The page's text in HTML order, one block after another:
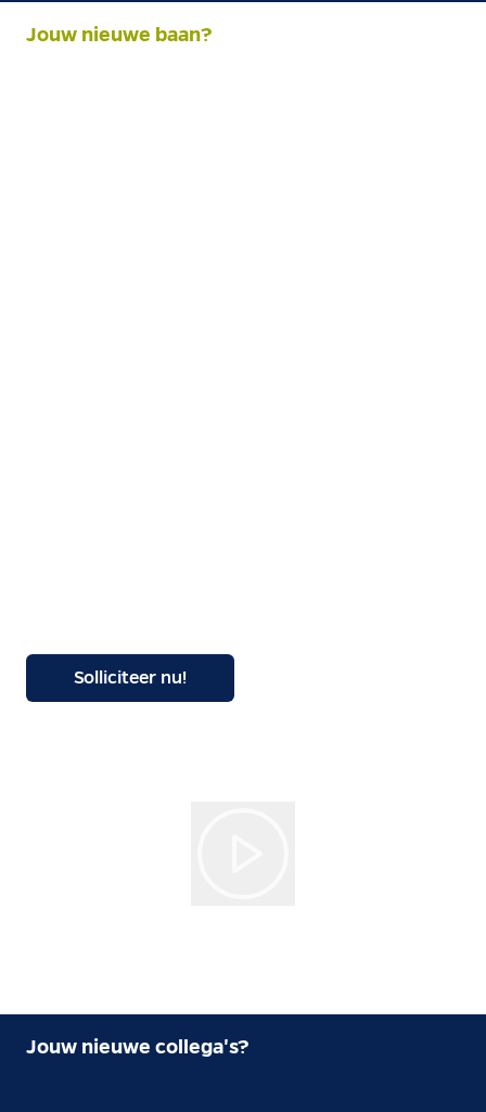
Jouw nieuwe baan?
Solliciteer nu!
Jouw nieuwe collega's?